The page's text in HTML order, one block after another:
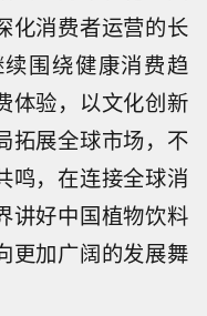
化消费者运营的长
围绕健康消费趋
体验，以文化创新
拓展全球市场，不
鸣，在连接全球消
讲好中国植物饮料
更加广阔的发展舞